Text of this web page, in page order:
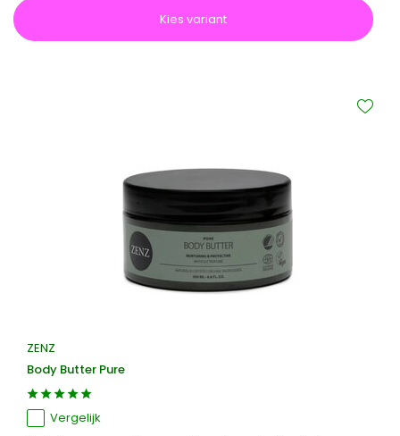
Kies variant
ZENZ
Body Butter Pure
Vergelijk